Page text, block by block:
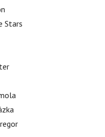
Stars